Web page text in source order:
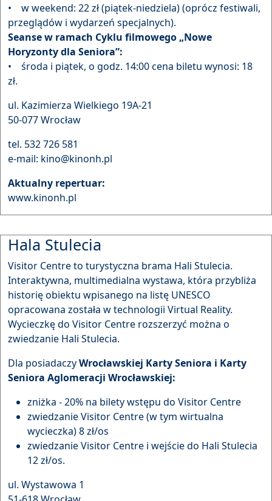
• w weekend: 22 zł (piątek-niedziela) (oprócz festiwali,
przeglądów i wydarzeń specjalnych).
Seanse w ramach Cyklu filmowego „Nowe
Horyzonty dla Seniora”:
• środa i piątek, o godz. 14:00 cena biletu wynosi: 18
zł.
ul. Kazimierza Wielkiego 19A-21
50-077 Wrocław
tel. 532 726 581
e-mail: kino@kinonh.pl
Aktualny repertuar:
www.kinonh.pl
Hala Stulecia
Visitor Centre to turystyczna brama Hali Stulecia.
Interaktywna, multimedialna wystawa, która przybliża
historię obiektu wpisanego na listę UNESCO
opracowana została w technologii Virtual Reality.
Wycieczkę do Visitor Centre rozszerzyć można o
zwiedzanie Hali Stulecia.
Dla posiadaczyWrocławskiej Karty Seniora i Karty
Seniora Aglomeracji Wrocławskiej:
zniżka - 20% na bilety wstępu do Visitor Centre
zwiedzanie Visitor Centre (w tym wirtualna
wycieczka) 8 zł/os
zwiedzanie Visitor Centre i wejście do Hali Stulecia
12 zł/os.
ul. Wystawowa 1